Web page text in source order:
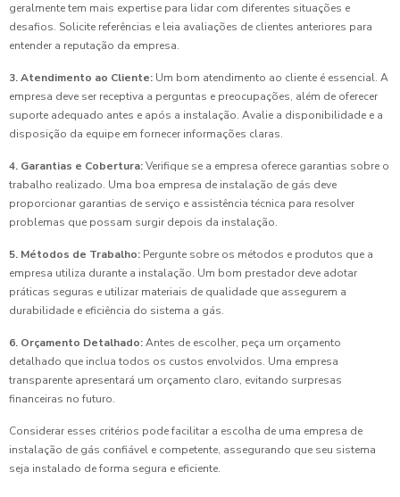
geralmente tem mais expertise para lidar com diferentes situações e
desafios. Solicite referências e leia avaliações de clientes anteriores para
entender a reputação da empresa.
3. Atendimento ao Cliente: Um bom atendimento ao cliente é essencial. A
empresa deve ser receptiva a perguntas e preocupações, além de oferecer
suporte adequado antes e após a instalação. Avalie a disponibilidade e a
disposição da equipe em fornecer informações claras.
4. Garantias e Cobertura:Verifique se a empresa oferece garantias sobre o
trabalho realizado. Uma boa empresa de instalação de gás deve
proporcionar garantias de serviço e assistência técnica para resolver
problemas que possam surgir depois da instalação.
5. Métodos de Trabalho: Pergunte sobre os métodos e produtos que a
empresa utiliza durante a instalação. Um bom prestador deve adotar
práticas seguras e utilizar materiais de qualidade que assegurem a
durabilidade e eficiência do sistema a gás.
6. Orçamento Detalhado:Antes de escolher, peça um orçamento
detalhado que inclua todos os custos envolvidos. Uma empresa
transparente apresentará um orçamento claro, evitando surpresas
financeiras no futuro.
Considerar esses critérios pode facilitar a escolha de uma empresa de
instalação de gás confiável e competente, assegurando que seu sistema
seja instalado de forma segura e eficiente.